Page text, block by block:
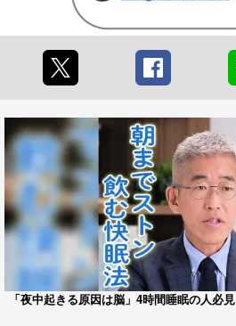
「夜中起きる原因は脳」4時間睡眠の人必見